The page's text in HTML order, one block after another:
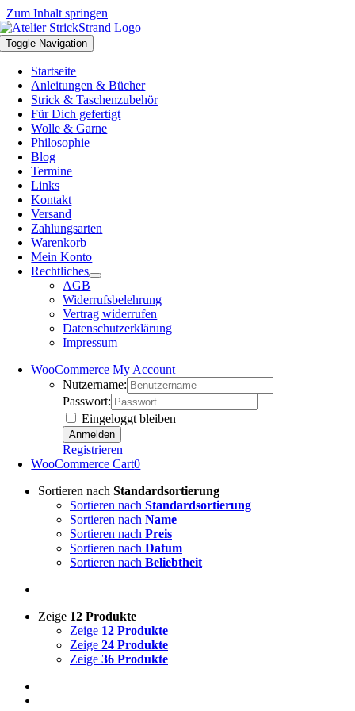
Zum Inhalt springen
Toggle Navigation
Startseite
Anleitungen & Bücher
Strick & Taschenzubehör
Für Dich gefertigt
Wolle & Garne
Philosophie
Blog
Termine
Links
Kontakt
Versand
Zahlungsarten
Warenkorb
Mein Konto
Rechtliches
AGB
Widerrufsbelehrung
Vertrag widerrufen
Datenschutzerklärung
Impressum
WooCommerce My Account
Nutzername:
Passwort:
Eingeloggt bleiben
Registrieren
WooCommerce Cart0
Sortieren nach Standardsortierung
Sortieren nach Standardsortierung
Sortieren nach Name
Sortieren nach Preis
Sortieren nach Datum
Sortieren nach Beliebtheit
Zeige 12 Produkte
Zeige 12 Produkte
Zeige 24 Produkte
Zeige 36 Produkte